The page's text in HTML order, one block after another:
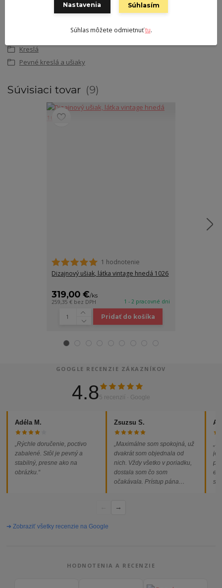
Tovar zaradený v kategóriách
Kreslá
Pevné kreslá a ušiaky
Súvisiaci tovar 9
1 hodnotenie
Dizajnový ušiak, látka vintage hnedá 1026
319,00 €/ks
259,35 € bez DPH 1 - 2 pracovné dni
Pridať do košíka
GOOGLE RECENZIE ZÁKAZNÍKOV
4.85 recenzií · Google
Adéla M.
„Rýchle doručenie, poctivo
zabalené. Stôl je pevný a
stabilný, presne ako na
obrázku.“
Zsuzsu S.
„Maximálne som spokojná, už
dvakrát som objednala od
nich. Vždy všetko v poriadku,
dostala som čo som
očakávala. Prístup pána
problémov. Vrele odporúčam!“
→
➔ Zobraziť všetky recenzie na Google
HODNOTENIA A RECENZIE
Nastavenia Súhlasím
Súhlas môžete odmietnuťtu.